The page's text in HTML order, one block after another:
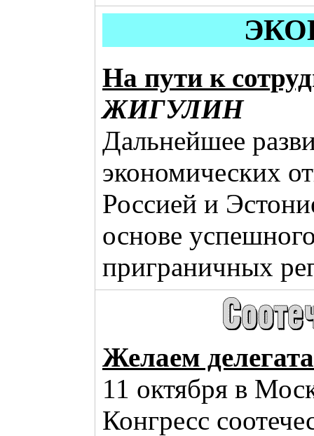
На пути к
ЖИГУЛИН
Дальнейшее
экономических
Россией и
основе
приграничных
Желаем
11 октября в
Конгресс